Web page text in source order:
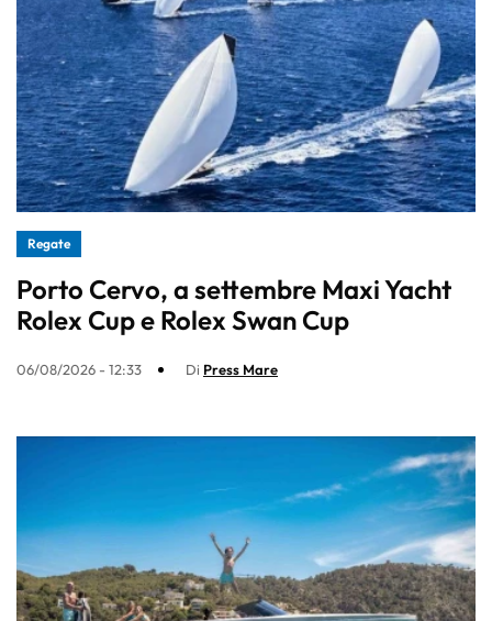
Regate
Porto Cervo, a settembre Maxi Yacht
Rolex Cup e Rolex Swan Cup
06/08/2026 - 12:33 Di Press Mare